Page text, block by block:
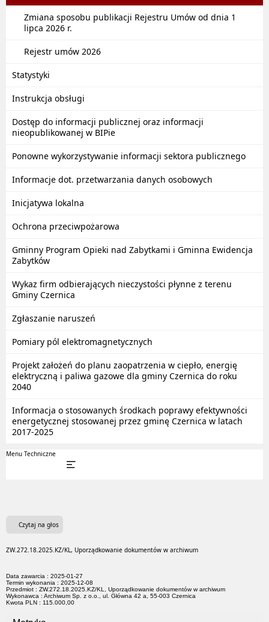
Zmiana sposobu publikacji Rejestru Umów od dnia 1
lipca 2026 r.
Rejestr umów 2026
Statystyki
Instrukcja obsługi
Dostęp do informacji publicznej oraz informacji
nieopublikowanej w BIPie
Ponowne wykorzystywanie informacji sektora publicznego
Informacje dot. przetwarzania danych osobowych
Inicjatywa lokalna
Ochrona przeciwpożarowa
Gminny Program Opieki nad Zabytkami i Gminna Ewidencja
Zabytków
Wykaz firm odbierających nieczystości płynne z terenu
Gminy Czernica
Zgłaszanie naruszeń
Pomiary pól elektromagnetycznych
Projekt założeń do planu zaopatrzenia w ciepło, energię
elektryczną i paliwa gazowe dla gminy Czernica do roku
2040
Informacja o stosowanych środkach poprawy efektywności
energetycznej stosowanej przez gminę Czernica w latach
2017-2025
Menu Techniczne
Czytaj na głos
ZW.272.18.2025.KZ/KL, Uporządkowanie dokumentów w archiwum
Data zawarcia : 2025-01-27
Termin wykonania : 2025-12-08
Przedmiot : ZW.272.18.2025.KZ/KL, Uporządkowanie dokumentów w archiwum
Wykonawca : Archiwum Sp. z o.o., ul. Główna 42 a, 55-003 Czernica
Kwota PLN : 115.000,00